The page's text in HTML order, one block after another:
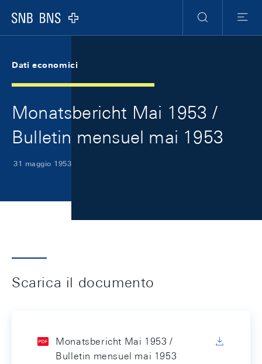
Logo
Ricerca
Menu
Dati economici
Monatsbericht Mai 1953 /
Bulletin mensuel mai 1953
31 maggio 1953
Scarica il documento
Monatsbericht Mai 1953 /
Bulletin mensuel mai 1953